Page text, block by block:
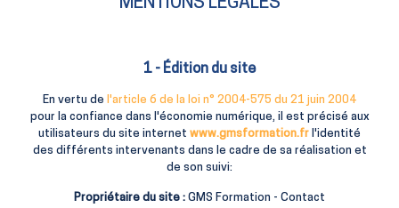
1 - Édition du site
En vertu de l'article 6 de la loi n° 2004-575 du 21 juin 2004
pour la confiance dans l'économie numérique, il est précisé aux
utilisateurs du site internet www.gmsformation.fr l'identité
des différents intervenants dans le cadre de sa réalisation et
de son suivi:
Propriétaire du site : GMS Formation - Contact